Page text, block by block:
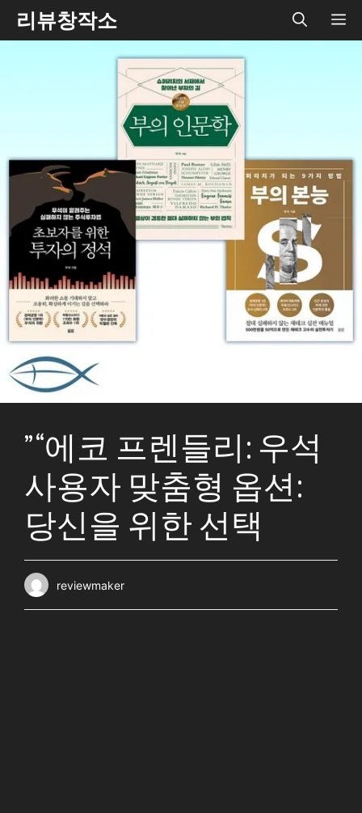
Skip리뷰창작소
” “에코 프렌들리: 우석
사용자 맞춤형 옵션:
당신을 위한 선택
reviewmaker